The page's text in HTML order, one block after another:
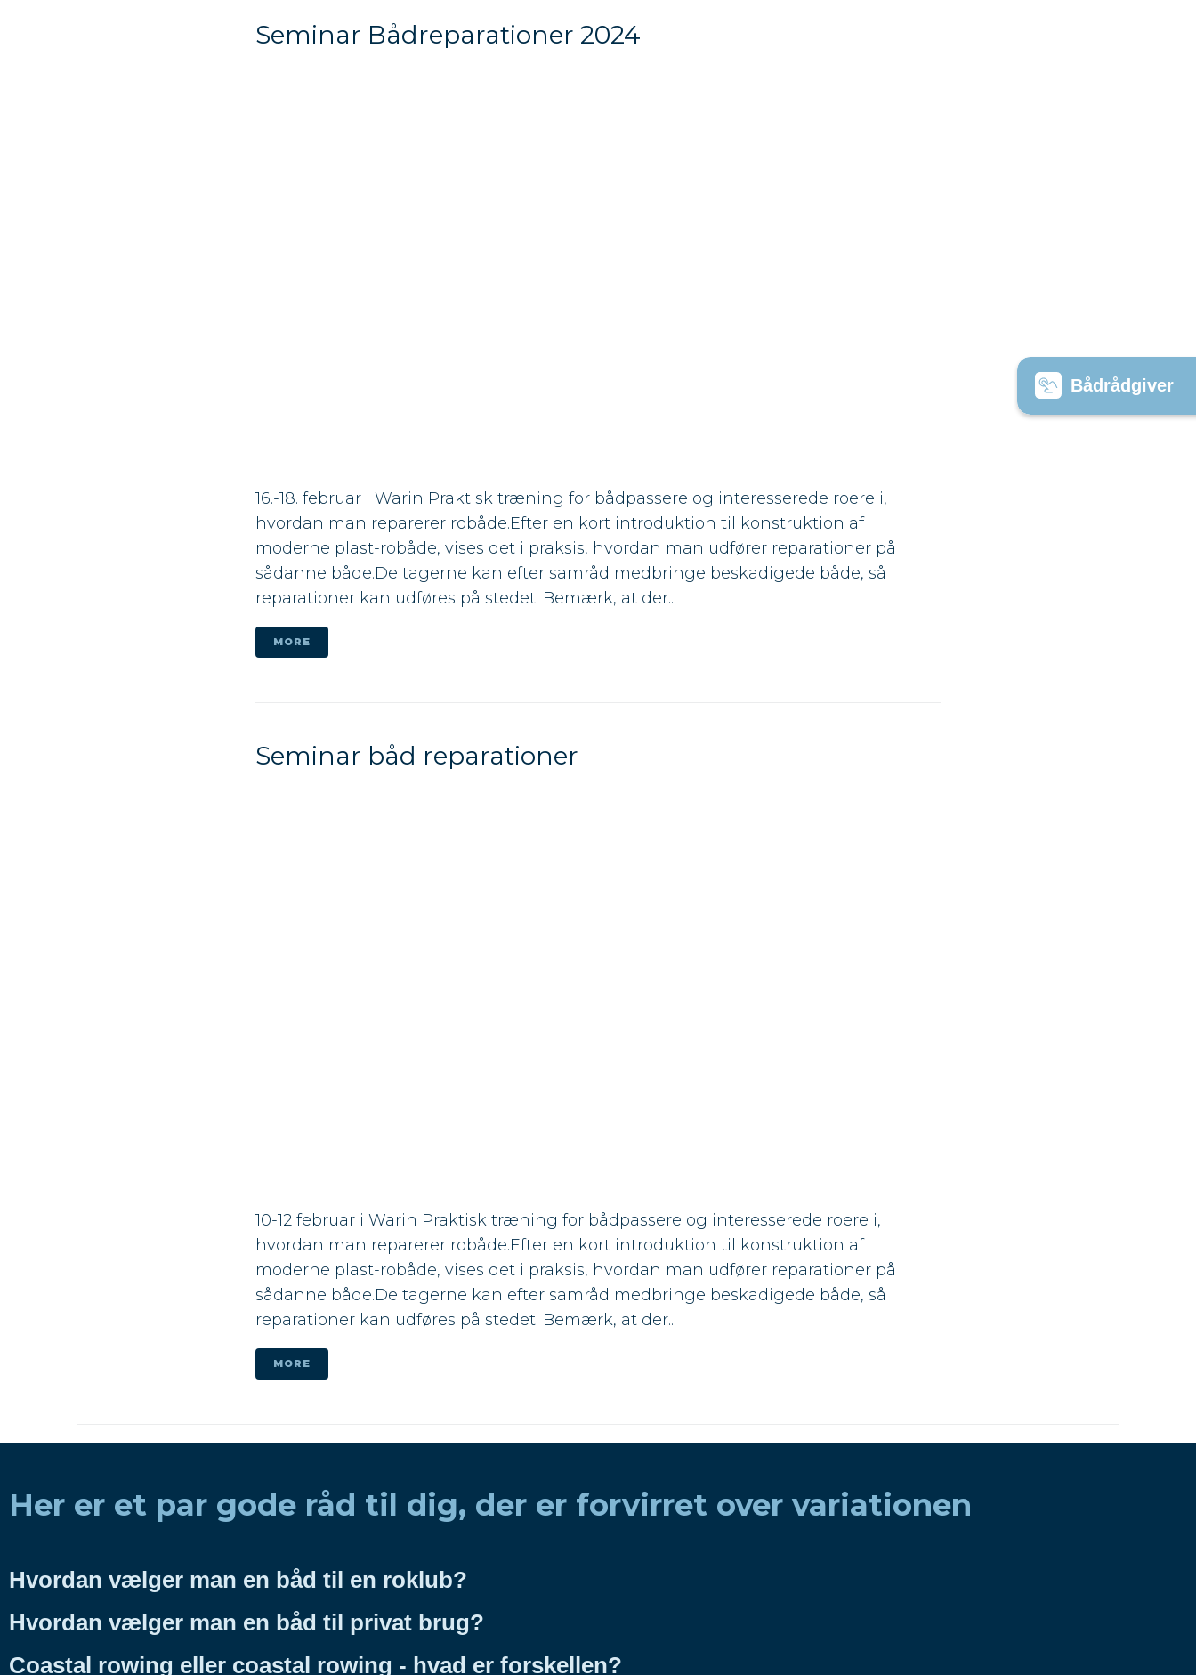
Seminar Bådreparationer 2024
16.-18. februar i Warin Praktisk træning for bådpassere og interesserede roere i,
hvordan man reparerer robåde.Efter en kort introduktion til konstruktion af
moderne plast-robåde, vises det i praksis, hvordan man udfører reparationer på
sådanne både.Deltagerne kan efter samråd medbringe beskadigede både, så
reparationer kan udføres på stedet. Bemærk, at der...
MORE
Seminar båd reparationer
10-12 februar i Warin Praktisk træning for bådpassere og interesserede roere i,
hvordan man reparerer robåde.Efter en kort introduktion til konstruktion af
moderne plast-robåde, vises det i praksis, hvordan man udfører reparationer på
sådanne både.Deltagerne kan efter samråd medbringe beskadigede både, så
reparationer kan udføres på stedet. Bemærk, at der...
MORE
Her er et par gode råd til dig, der er forvirret over variationen
Hvordan vælger man en båd til en roklub?
Hvordan vælger man en båd til privat brug?
Coastal rowing eller coastal rowing - hvad er forskellen?
Bådrådgiver